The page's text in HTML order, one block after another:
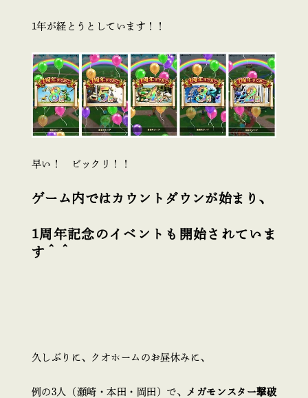
1年が経とうとしています！！
早い！ ビックリ！！
ゲーム内ではカウントダウンが始まり、
1周年記念のイベントも開始されていま
す＾＾
久しぶりに、クオホームのお昼休みに、
例の3人（瀬崎・本田・岡田）で、
メガモンスター撃破